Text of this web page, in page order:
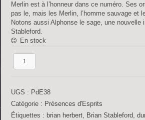
Merlin est à l’honneur dans ce numéro. Ses
pas le, mais les Merlin, l’homme sauvage et
Notons aussi Alphonse le sage, une nouvelle
Stableford.
En stock
quantité
n°38
UGS : PdE38
Catégorie : Présences d'Esprits
Étiquettes : brian herbert, Brian Stableford,